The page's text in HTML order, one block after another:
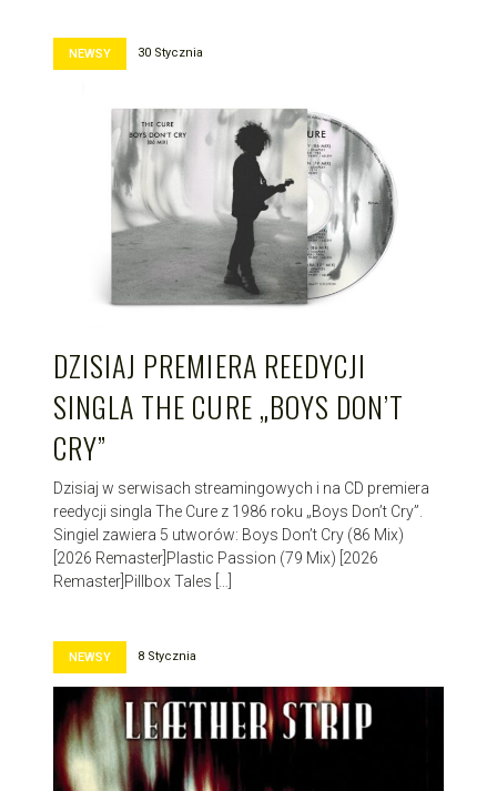
NEWSY 30 Stycznia
DZISIAJ PREMIERA REEDYCJI
SINGLA THE CURE „BOYS DON’T
CRY”
Dzisiaj w serwisach streamingowych i na CD premiera
reedycji singla The Cure z 1986 roku „Boys Don’t Cry”.
Singiel zawiera 5 utworów: Boys Don’t Cry (86 Mix)
[2026 Remaster]Plastic Passion (79 Mix) [2026
Remaster]Pillbox Tales […]
NEWSY 8 Stycznia